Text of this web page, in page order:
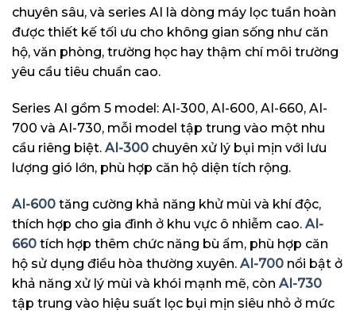
chuyên sâu, và series AI là dòng máy lọc tuần hoàn
được thiết kế tối ưu cho không gian sống như căn
hộ, văn phòng, trường học hay thậm chí môi trường
yêu cầu tiêu chuẩn cao.
Series AI gồm 5 model: AI-300, AI-600, AI-660, AI-
700 và AI-730, mỗi model tập trung vào một nhu
cầu riêng biệt. AI-300 chuyên xử lý bụi mịn với lưu
lượng gió lớn, phù hợp căn hộ diện tích rộng.
AI-600 tăng cường khả năng khử mùi và khí độc,
thích hợp cho gia đình ở khu vực ô nhiễm cao. AI-
660 tích hợp thêm chức năng bù ẩm, phù hợp căn
hộ sử dụng điều hòa thường xuyên. AI-700 nổi bật ở
khả năng xử lý mùi và khói mạnh mẽ, còn AI-730
tập trung vào hiệu suất lọc bụi mịn siêu nhỏ ở mức